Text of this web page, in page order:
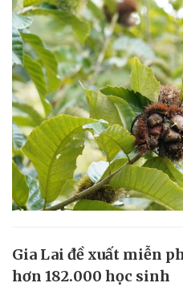
Gia Lai đề xuất miễn
hơn 182.000 học sinh